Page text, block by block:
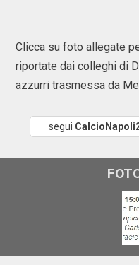
Clicca su foto allegate
riportate dai colleghi di
azzurri trasmessa da
segui